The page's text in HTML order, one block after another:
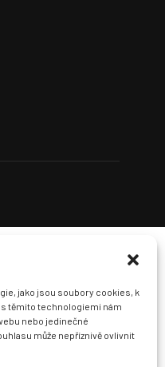
jako jsou soubory cookies, k
těmito technologiemi nám
nebo jedinečné
může nepříznivě ovlivnit